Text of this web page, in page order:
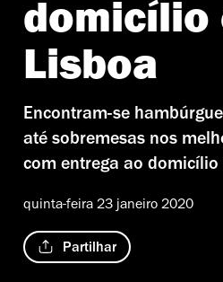
domicílio
Lisboa
Encontram-se
até sobremesas nos
com entrega ao domicílio
quinta-feira 23 janeiro 2020
Partilhar